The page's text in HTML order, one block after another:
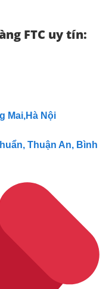
FTC uy tín:
Mai,Hà Nội
Thuận An, Bình